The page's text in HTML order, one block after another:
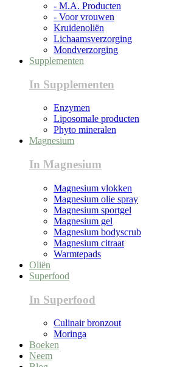
- M.A. Producten
- Voor vrouwen
Kruidenoliën
Lichaamsverzorging
Mondverzorging
Supplementen
In Supplementen
Enzymen
Liposomale producten
Phyto mineralen
Magnesium
In Magnesium
Magnesium vlokken
Magnesium olie spray
Magnesium sportgel
Magnesium gel
Magnesium bodyscrub
Magnesium citraat
Warmtepads
Oliën
Superfood
In Superfood
Culinair bronzout
Moringa
Boeken
Neem